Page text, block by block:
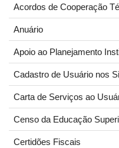
Acordos de Cooperação
Anuário
Apoio ao Planejamento
Cadastro de Usuário nos
Carta de Serviços ao
Censo da Educação
Certidões Fiscais